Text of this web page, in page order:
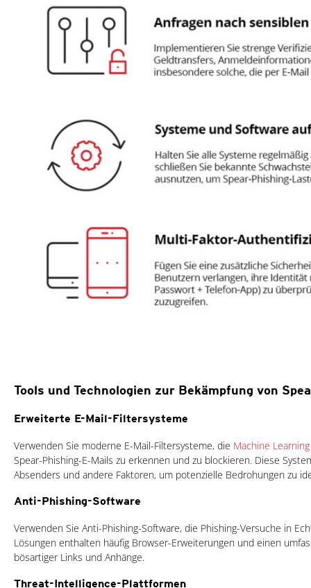
Tools und Technologien zur Bekämpfung von
Erweiterte E-Mail-Filtersysteme
Verwenden Sie moderne E-Mail-Filtersysteme, die Machine Learning
Spear-Phishing-E-Mails zu erkennen und zu blockieren. Diese
Absenders und andere Faktoren, um potenzielle Bedrohungen zu
Anti-Phishing-Software
Verwenden Sie Anti-Phishing-Software, die Phishing-Versuche in
Lösungen enthalten häufig Browser-Erweiterungen und einen
bösartiger Links und Anhänge.
Threat-Intelligence-Plattformen